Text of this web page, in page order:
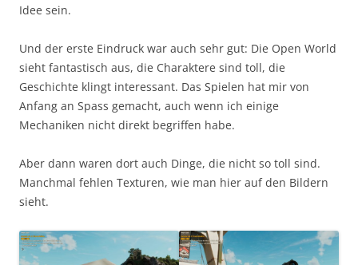
Idee sein.
Und der erste Eindruck war auch sehr gut: Die Open World
sieht fantastisch aus, die Charaktere sind toll, die
Geschichte klingt interessant. Das Spielen hat mir von
Anfang an Spass gemacht, auch wenn ich einige
Mechaniken nicht direkt begriffen habe.
Aber dann waren dort auch Dinge, die nicht so toll sind.
Manchmal fehlen Texturen, wie man hier auf den Bildern
sieht.